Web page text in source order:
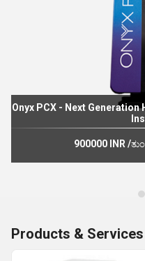
Onyx PCX - Next
900000 INR /
Products & Services